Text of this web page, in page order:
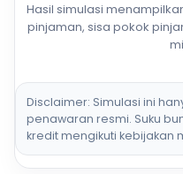
Hasil simulasi
pinjaman, sisa pokok
Disclaimer: Simulasi ini
penawaran resmi. Suku
kredit mengikuti kebijakan